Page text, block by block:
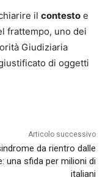
il contesto e
frattempo, uno dei
Giudiziaria
di oggetti
Articolo successivo
da rientro dalle
una sfida per milioni di
italiani